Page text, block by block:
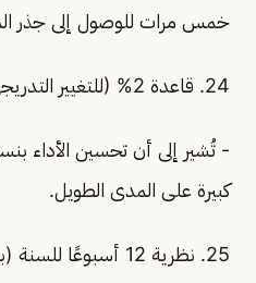
خمس مرات للوصول إلى جذر
24. قاعدة 2% (للتغيير التدريجي)
كبيرة على المدى الطويل.
25. نظرية 12 أسبوعًا للسنة (براين موران)